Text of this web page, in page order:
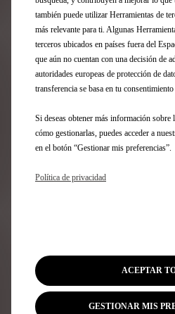
El 50 % de la energía
proviene de la regeneración
“Para DS Automobiles, esta
más importancia que un
¡comenzamos nuestra 10ª
cuatro títulos de campeonato,
24 pole positions, lo cual es
presentamos un coche con un
Hoy, estoy particularmente
Más información
también puede utilizar Herramientas de
más relevante para ti. Algunas
terceros ubicados en países fuera del
que aún no cuentan con una decisión de
autoridades europeas de protección de
transferencia se basa en tu
Si deseas obtener más información
cómo gestionarlas, puedes acceder a
en el botón “Gestionar mis preferencias”.
Política de privacidad
GESTIONAR MIS
ACEPTAR